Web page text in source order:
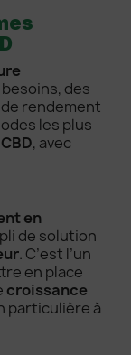
des
rendement
les plus
, avec
en
de solution
. C’est l’un
en place
croissance
particulière à